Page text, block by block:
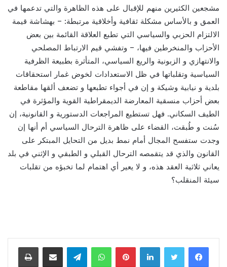
مشجعين الكثيرين منهم للإقبال على هذه الظاهرة والتي تدعمها في
العمق و بالأساس مشكلة ثقافية وأخلاقية مرتبطة: – بهشاشة قيمة
الالتزام الحزبي والسياسي التي تطبع العلاقة القائمة بين بعض
الأحزاب والمنخرطين فيها، – وتفشي قيم الارتباط المصلحي
والانتهازي و الزبونية والريع السياسي، المتأثرة بطبيعة الظرفية
السياسية وتقلباتها في ظل الاستعدادات لخوض غمار استحقاقات
بلدية و نيابية وشيكة و إن في أجواء تطبعها و تضعف ألقها مقاطعة
بعض أحزاب منسقية المعارضة الديمقراطية القوية والمؤثرة في
الطيف السكاني. فهل تستطيع المراجعات الدستورية و القانونية، إن
سُنت و طُبقت، القضاء على ظاهرة الترحال السياسي أم أنها إن
وجدت ستفسح المجال أمام نمط بديل من التحايل المبتكر على
القانون والذي قد يتقمصه الترحال القبلي و الطبقي و الإثني في بلد
يعاني ثلاثية العقد هذه، و لا يعير أي اهتمام لما تخبؤه من تقلبات
سيئة المنقلب؟
لينكدإن بينتيريستواتساب تيلقرام مشاركة عبر البريد طباعة